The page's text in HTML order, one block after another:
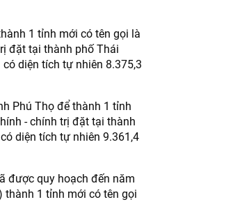
1 tỉnh mới có tên gọi là
đặt tại thành phố Thái
diện tích tự nhiên 8.375,3
Phú Thọ để thành 1 tỉnh
- chính trị đặt tại thành
diện tích tự nhiên 9.361,4
được quy hoạch đến năm
1 tỉnh mới có tên gọi